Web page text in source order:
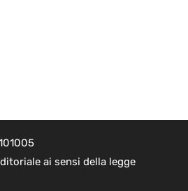
ai sensi della legge